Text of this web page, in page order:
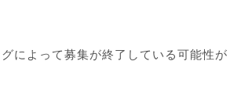
によって募集が終了している可能性が